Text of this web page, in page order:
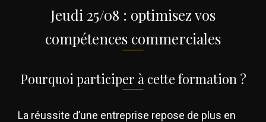
Jeudi 25/08 : optimisez vos
compétences commerciales
Pourquoi participer à cette formation ?
La réussite d’une entreprise repose de plus en